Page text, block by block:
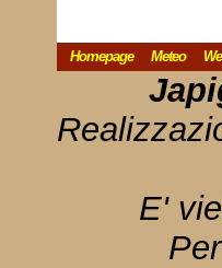
Homepage Meteo
E'